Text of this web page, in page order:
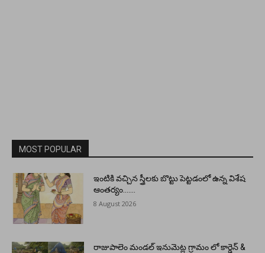
MOST POPULAR
ఇంటికి వచ్చిన స్త్రీలకు బొట్టు పెట్టడంలో ఉన్న విశేష
ఆంతర్యం…….
8 August 2026
రాజుపాలెం మండల్ ఇనుమెట్ల గ్రామం లో కార్డెన్ &